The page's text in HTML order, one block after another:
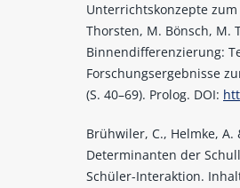
Unterrichtskonzepte
Thorsten, M. Bönsch, M.
Binnendifferenzierung:
Forschungsergebnisse
(S. 40–69). Prolog. DOI:
Brühwiler, C., Helmke, A.
Determinanten der
Schüler-Interaktion.